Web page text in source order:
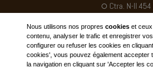
Ctra. N-II
Poligon industriel
25180 - Alcarras -
Tél. +34 973
Nous utilisons nos propres cookieset ceux
contenu, analyser le trafic et enregistrer
configurer ou refuser les cookies en
cookies', vous pouvez également accepter
la navigation en cliquant sur 'Accepter les